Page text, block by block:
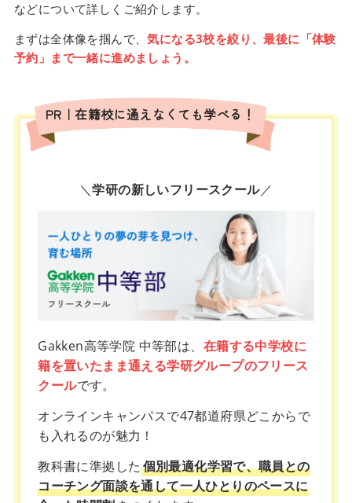
などについて詳しくご紹介します。
まずは全体像を掴んで、気になる3校を絞り、最後に「体験
予約」まで一緒に進めましょう。
PR｜在籍校に通えなくても学べる！
＼学研の新しいフリースクール／
Gakken高等学院 中等部は、 在籍する中学校に
籍を置いたまま通える学研グループのフリース
クールです。
オンラインキャンパスで47都道府県どこからで
も入れるのが魅力！
教科書に準拠した 個別最適化学習で、職員との
コーチング面談を通して一人ひとりのペースに